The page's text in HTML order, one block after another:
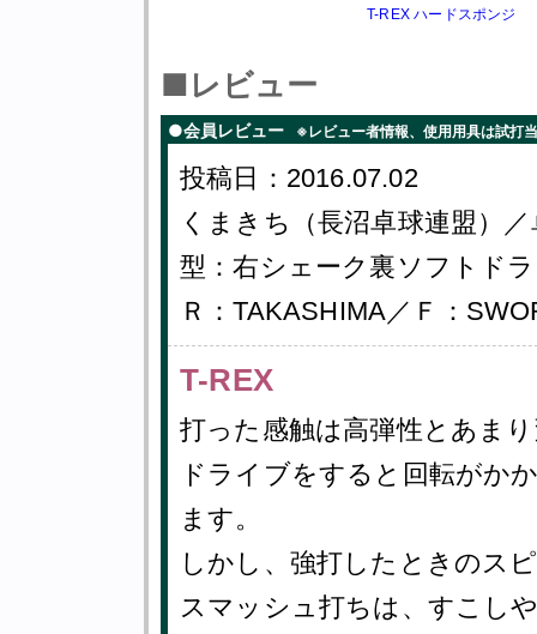
T-REX ハードスポンジ
■レビュー
●会員レビュー ※レビュー者情報、使用用具は試打
投稿日：2016.07.02
くまきち（長沼卓球連盟）
型：右シェーク裏ソフトド
Ｒ：TAKASHIMA／Ｆ：
T-REX
打った感触は高弾性とあま
ドライブをすると回転がか
ます。
しかし、強打したときのス
スマッシュ打ちは、すこし